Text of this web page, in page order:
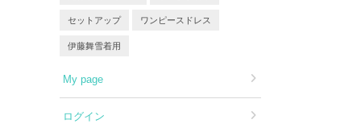
セットアップ ワンピースドレス
伊藤舞雪着用
My page
ログイン